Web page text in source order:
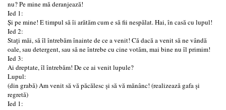
nu? Pe mine mă deranjează!
Ied 1:
Și pe mine! E timpul să îi arătăm cum e să fii nespălat. Hai, în casă cu lupul!
Ied 2:
Stați măi, să îl întrebăm înainte de ce a venit! Că dacă a venit să ne vândă
oale, sau detergent, sau sǎ ne întrebe cu cine votǎm, mai bine nu îl primim!
Ied 3:
Ai dreptate, îl întrebăm! De ce ai venit lupule?
Lupul:
(din grabǎ) Am venit să vă păcălesc și să vă mănânc! (realizeazǎ gafa şi
regretǎ)
Ied 1: